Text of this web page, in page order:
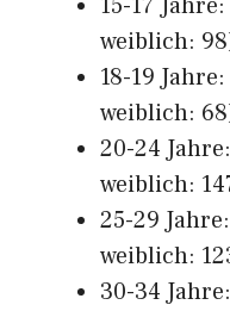
weiblich:
18-19
weiblich:
20-24
weiblich:
25-29
weiblich:
30-34